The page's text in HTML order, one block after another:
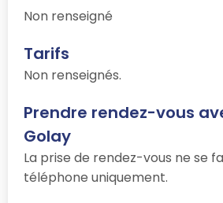
Non renseigné
Tarifs
Non renseignés.
Prendre rendez-vous
Golay
La prise de rendez-vous ne se
téléphone uniquement.